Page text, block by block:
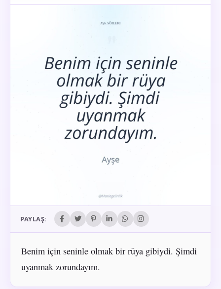
PAYLAŞ:
Benim için seninle olmak bir rüya gibiydi. Şimdi
uyanmak zorundayım.